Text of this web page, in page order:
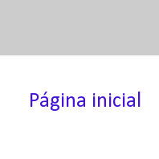
Página inicial